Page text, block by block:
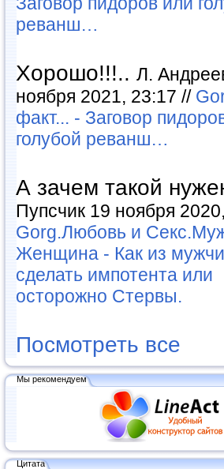
реванш…
Хорошо!!!.. Л.
ноября 2021, 23:17 //
факт... - Заговор
голубой реванш…
А зачем такой
Пупсчик 19 ноября
Gorg.Любовь и
Женщина - Как из
сделать импотента или
осторожно Стервы.
Посмотреть все
Мы рекомендуем
Цитата